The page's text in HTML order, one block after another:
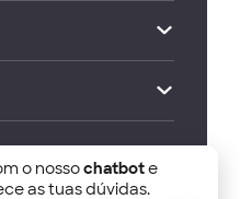
of Economics
o nossochatbote
as tuas dúvidas.